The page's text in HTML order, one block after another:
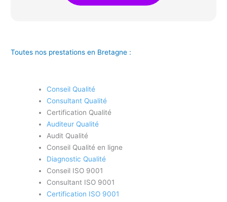
Toutes nos prestations en Bretagne :
Conseil Qualité
Consultant Qualité
Certification Qualité
Auditeur Qualité
Audit Qualité
Conseil Qualité en ligne
Diagnostic Qualité
Conseil ISO 9001
Consultant ISO 9001
Certification ISO 9001